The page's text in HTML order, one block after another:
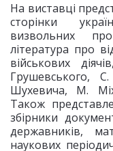
На виставці
сторінки
визвольних
література про
військових
Грушевського,
Шухевича, М.
Також
збірники
державників,
наукових